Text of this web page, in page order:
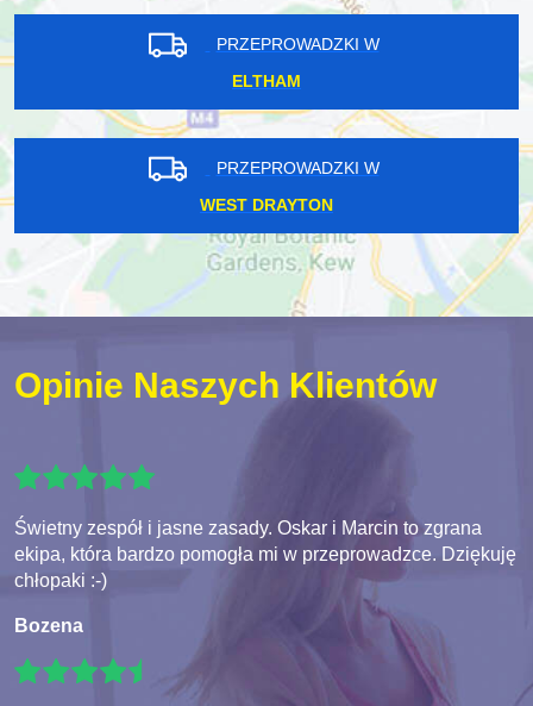
PRZEPROWADZKI W
ELTHAM
PRZEPROWADZKI W
WEST DRAYTON
Opinie Naszych Klientów
Świetny zespół i jasne zasady. Oskar i Marcin to zgrana
ekipa, która bardzo pomogła mi w przeprowadzce. Dziękuję
chłopaki :-)
Bozena